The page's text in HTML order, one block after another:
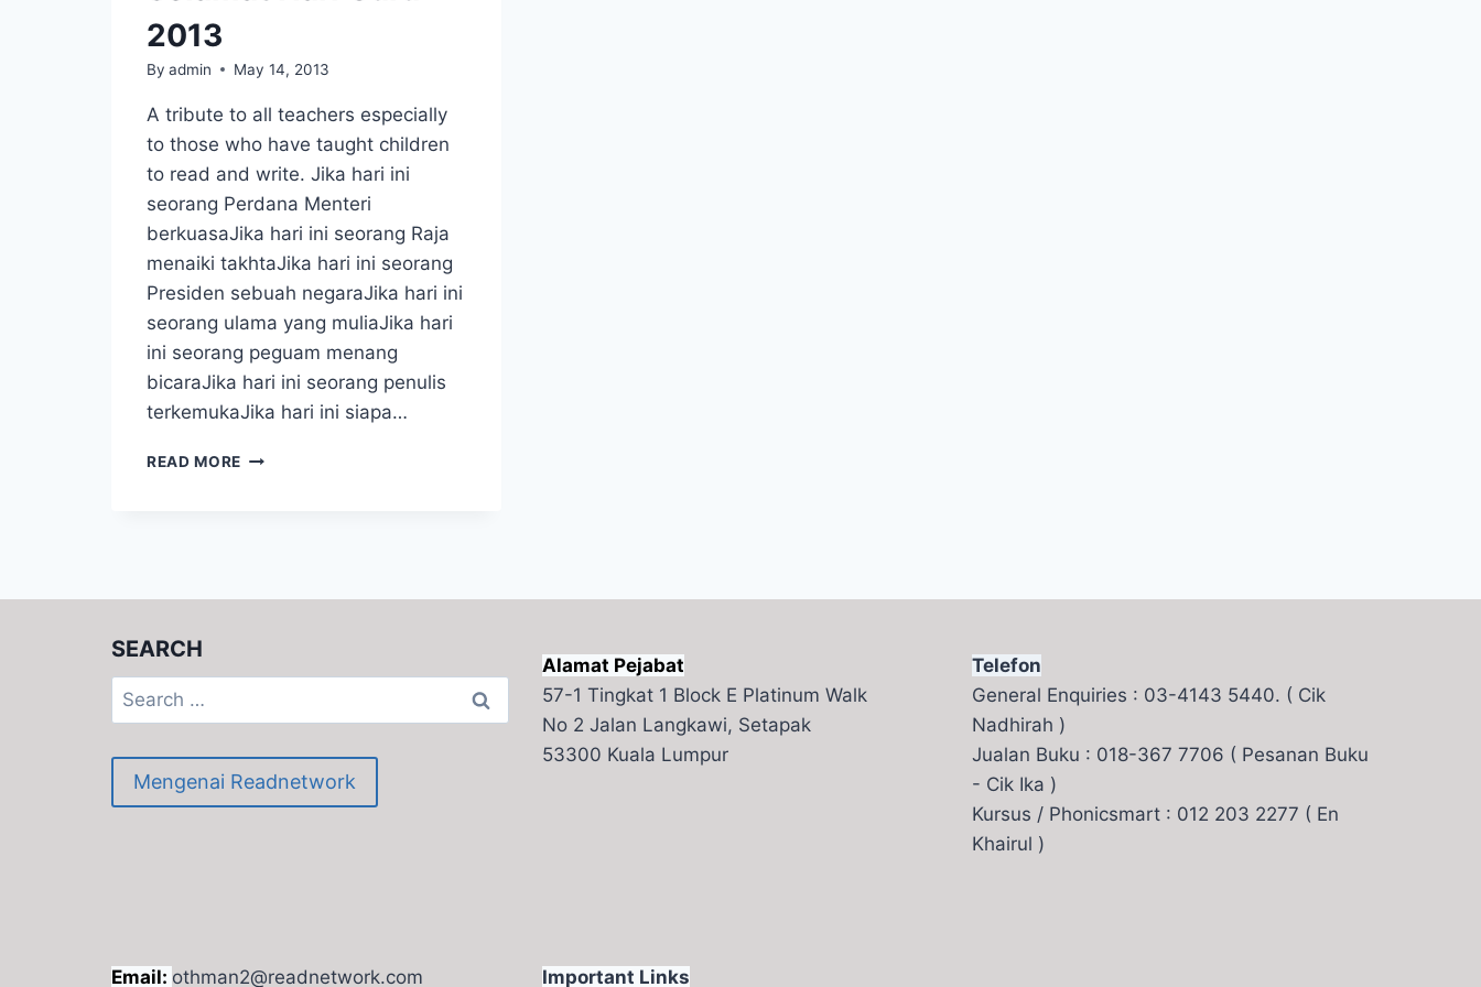
2013
By admin May 14, 2013
A tribute to all teachers especially
to those who have taught children
to read and write. Jika hari ini
seorang Perdana Menteri
berkuasaJika hari ini seorang Raja
menaiki takhtaJika hari ini seorang
Presiden sebuah negaraJika hari ini
seorang ulama yang muliaJika hari
ini seorang peguam menang
bicaraJika hari ini seorang penulis
terkemukaJika hari ini siapa…
READ MORE SELAMAT
SEARCH
Search
for:
Mengenai Readnetwork
Alamat Pejabat
57-1 Tingkat 1 Block E Platinum Walk
No 2 Jalan Langkawi, Setapak
53300 Kuala Lumpur
Telefon
General Enquiries : 03-4143 5440. ( Cik
Nadhirah )
Jualan Buku : 018-367 7706 ( Pesanan Buku
- Cik Ika )
Kursus / Phonicsmart : 012 203 2277 ( En
Khairul )
Email: othman2@readnetwork.com Important Links